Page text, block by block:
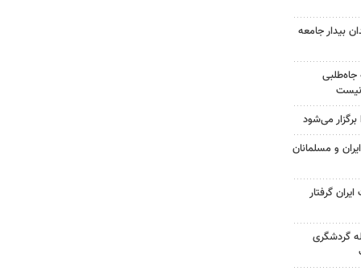
بیدار جامعه
جاه‌طلبی
می‌شود
و مسلمانان
گرفتار
گردشگری